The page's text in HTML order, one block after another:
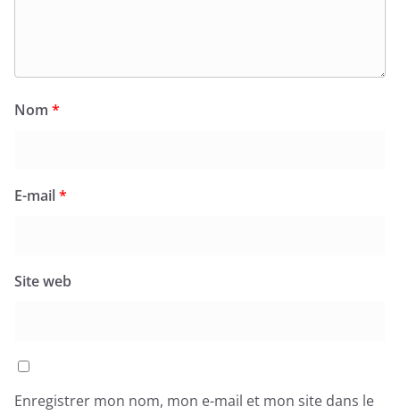
Nom *
E-mail*
Site web
Enregistrer mon nom, mon e-mail et mon site dans le